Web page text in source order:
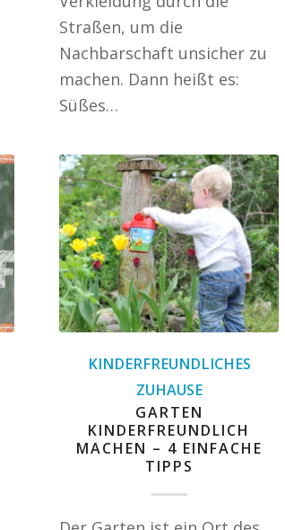
Straßen, um die
Nachbarschaft unsicher zu
machen. Dann heißt es:
Süßes…
KINDERFREUNDLICHES
ZUHAUSE
GARTEN
KINDERFREUNDLICH
MACHEN – 4 EINFACHE
TIPPS